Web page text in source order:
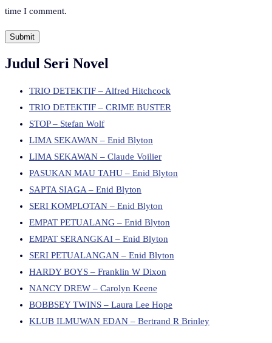
time I comment.
Judul Seri Novel
TRIO DETEKTIF – Alfred Hitchcock
TRIO DETEKTIF – CRIME BUSTER
STOP – Stefan Wolf
LIMA SEKAWAN – Enid Blyton
LIMA SEKAWAN – Claude Voilier
PASUKAN MAU TAHU – Enid Blyton
SAPTA SIAGA – Enid Blyton
SERI KOMPLOTAN – Enid Blyton
EMPAT PETUALANG – Enid Blyton
EMPAT SERANGKAI – Enid Blyton
SERI PETUALANGAN – Enid Blyton
HARDY BOYS – Franklin W Dixon
NANCY DREW – Carolyn Keene
BOBBSEY TWINS – Laura Lee Hope
KLUB ILMUWAN EDAN – Bertrand R Brinley